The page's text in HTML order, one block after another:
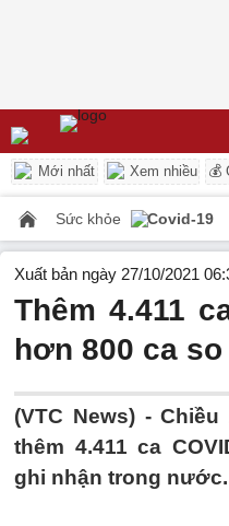
Mới nhất Xem nhiều 💰
Sức khỏe Covid-19
Xuất bản ngày 27/10/2021
Thêm 4.411
hơn 800 ca
(VTC News) -Chiều
thêm 4.411 ca
ghi nhận trong nước.